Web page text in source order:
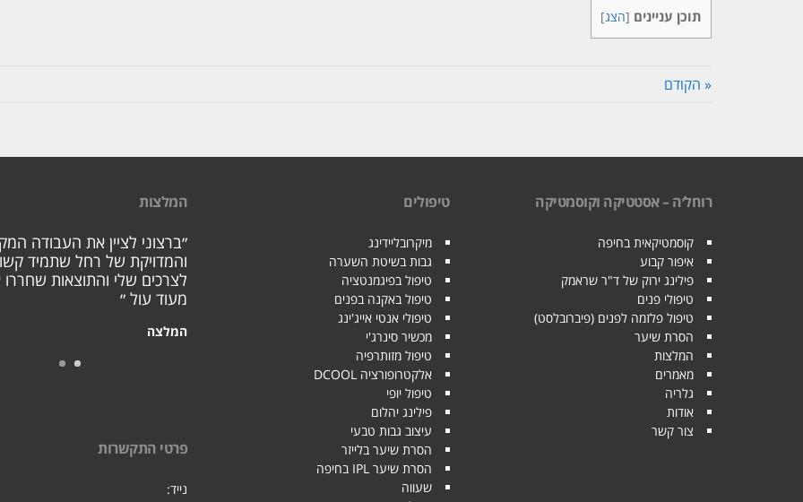
תוכן עניינים [הצג]
« הקודם
רוחל׳ה – אסטטיקה וקוסמטיקה
קוסמטיקאית בחיפה
איפור קבוע
פילינג ירוק של ד"ר שראמק
טיפולי פנים
טיפול פלזמה לפנים (פיברובלסט)
הסרת שיער
המלצות
מאמרים
גלריה
אודות
צור קשר
טיפולים
מיקרובליידינג
גבות בשיטת השערה
טיפול בפיגמנטציה
טיפול באקנה בפנים
טיפולי אנטי אייג'ינג
מכשיר סינרג'י
טיפול מזותרפיה
אלקטרופורציה DCOOL
טיפול יופי
פילינג יהלום
עיצוב גבות טבעי
הסרת שיער בלייזר
הסרת שיער IPL בחיפה
שעווה
המלצות
״ברצוני לציין את העבודה
והמדויקת של רחל שתמיד
לצרכים שלי והתוצאות שחררו
מעוד עול ״
המלצה
פרטי התקשרות
נייד: